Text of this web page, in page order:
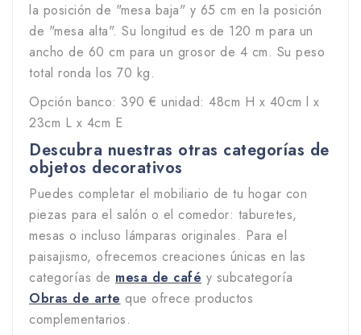
la posición de "mesa baja" y 65 cm en la posición
de "mesa alta". Su longitud es de 120 m para un
ancho de 60 cm para un grosor de 4 cm. Su peso
total ronda los 70 kg.
Opción banco: 390 € unidad: 48cm H x 40cm l x
23cm L x 4cm E
Descubra nuestras otras categorías de
objetos decorativos
Puedes completar el mobiliario de tu hogar con
piezas para el salón o el comedor: taburetes,
mesas o incluso lámparas originales. Para el
paisajismo, ofrecemos creaciones únicas en las
categorías de mesa de café y subcategoría
Obras de arte que ofrece productos
complementarios.